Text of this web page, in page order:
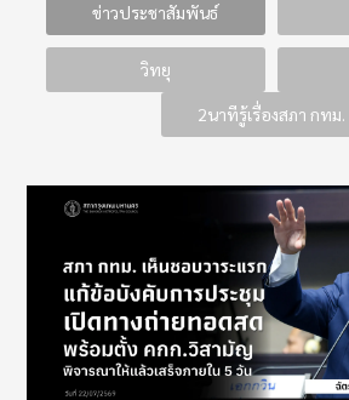
ข่าวประชาสัมพันธ์
วิทยุ
2นาทีรู้เรื่องสภา กทม.